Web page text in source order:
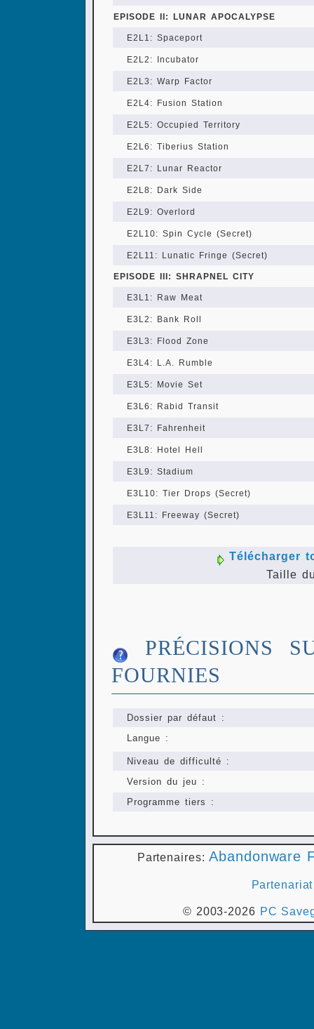
EPISODE II: LUNAR APOCALYPSE
E2L1: Spaceport
E2L2: Incubator
E2L3: Warp Factor
E2L4: Fusion Station
E2L5: Occupied Territory
E2L6: Tiberius Station
E2L7: Lunar Reactor
E2L8: Dark Side
E2L9: Overlord
E2L10: Spin Cycle (Secret)
E2L11: Lunatic Fringe (Secret)
EPISODE III: SHRAPNEL CITY
E3L1: Raw Meat
E3L2: Bank Roll
E3L3: Flood Zone
E3L4: L.A. Rumble
E3L5: Movie Set
E3L6: Rabid Transit
E3L7: Fahrenheit
E3L8: Hotel Hell
E3L9: Stadium
E3L10: Tier Drops (Secret)
E3L11: Freeway (Secret)
Télécharger
Taille
PRÉCISIONS
FOURNIES
Dossier par défaut :
Langue :
Niveau de difficulté :
Version du jeu :
Programme tiers :
Partenaires:Abandonware
Partenariat
© 2003-2026 PC